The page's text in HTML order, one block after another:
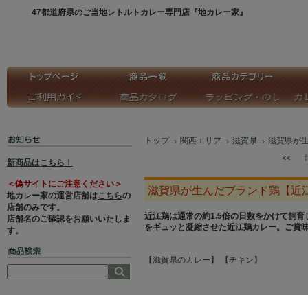
47都道府県のご当地レトルトカレー専門店『地カレー家』
新商品はこちら！
＜偽サイトにご注意ください＞
地カレー家の運営店舗はこちらの
店舗のみです。
店舗名のご確認をお願いいたしま
す。
トップ 関西エリア 滋賀県 滋賀県が
<<
滋賀県が生んだブランド鶏【近
近江鶏は通常の約1.5倍の日数をかけて飼
をギュッと凝縮させた近江鶏カレー。ご賞
【滋賀県のカレー】 【チキン】